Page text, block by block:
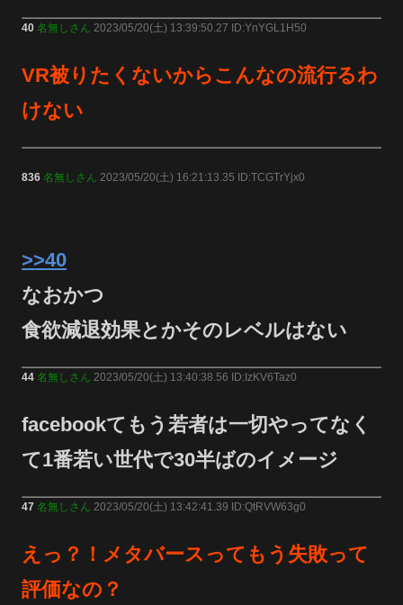
40 名無しさん 2023/05/20(土) 13:39:50.27 ID:YnYGL1H50
VR被りたくないからこんなの流行るわ
けない
836 名無しさん 2023/05/20(土) 16:21:13.35 ID:TCGTrYjx0
>>40
なおかつ
食欲減退効果とかそのレベルはない
44 名無しさん 2023/05/20(土) 13:40:38.56 ID:IzKV6Taz0
facebookてもう若者は一切やってなく
て1番若い世代で30半ばのイメージ
47 名無しさん 2023/05/20(土) 13:42:41.39 ID:QtRVW63g0
えっ？！メタバースってもう失敗って
評価なの？